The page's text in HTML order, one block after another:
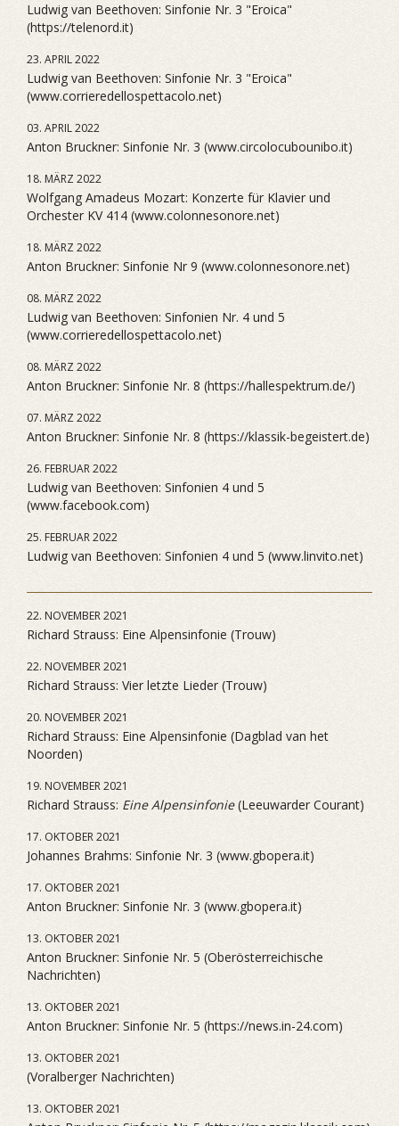
Ludwig van Beethoven: Sinfonie Nr. 3 "Eroica"
(https://telenord.it)
23. APRIL 2022
Ludwig van Beethoven: Sinfonie Nr. 3 "Eroica"
(www.corrieredellospettacolo.net)
03. APRIL 2022
Anton Bruckner: Sinfonie Nr. 3 (www.circolocubounibo.it)
18. MÄRZ 2022
Wolfgang Amadeus Mozart: Konzerte für Klavier und
Orchester KV 414 (www.colonnesonore.net)
18. MÄRZ 2022
Anton Bruckner: Sinfonie Nr 9 (www.colonnesonore.net)
08. MÄRZ 2022
Ludwig van Beethoven: Sinfonien Nr. 4 und 5
(www.corrieredellospettacolo.net)
08. MÄRZ 2022
Anton Bruckner: Sinfonie Nr. 8 (https://hallespektrum.de/)
07. MÄRZ 2022
Anton Bruckner: Sinfonie Nr. 8 (https://klassik-begeistert.de)
26. FEBRUAR 2022
Ludwig van Beethoven: Sinfonien 4 und 5
(www.facebook.com)
25. FEBRUAR 2022
Ludwig van Beethoven: Sinfonien 4 und 5 (www.linvito.net)
22. NOVEMBER 2021
Richard Strauss: Eine Alpensinfonie (Trouw)
22. NOVEMBER 2021
Richard Strauss: Vier letzte Lieder (Trouw)
20. NOVEMBER 2021
Richard Strauss: Eine Alpensinfonie (Dagblad van het
Noorden)
19. NOVEMBER 2021
Richard Strauss: Eine Alpensinfonie(Leeuwarder Courant)
17. OKTOBER 2021
Johannes Brahms: Sinfonie Nr. 3 (www.gbopera.it)
17. OKTOBER 2021
Anton Bruckner: Sinfonie Nr. 3 (www.gbopera.it)
13. OKTOBER 2021
Anton Bruckner: Sinfonie Nr. 5 (Oberösterreichische
Nachrichten)
13. OKTOBER 2021
Anton Bruckner: Sinfonie Nr. 5 (https://news.in-24.com)
13. OKTOBER 2021
(Voralberger Nachrichten)
13. OKTOBER 2021